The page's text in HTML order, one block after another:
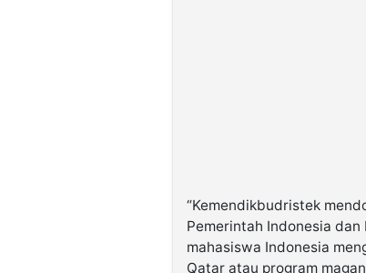
“Kemendikbudristek
Pemerintah Indonesia
mahasiswa Indonesia
Qatar atau program